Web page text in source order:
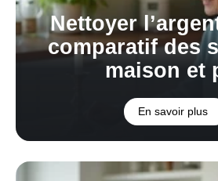
Nettoyer
comparatif des
maison et
En savoir plus